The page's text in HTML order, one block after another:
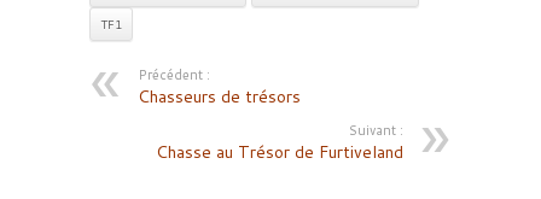
TF1
Précédent :
Chasseurs de trésors
Suivant :
Chasse au Trésor de Furtiveland